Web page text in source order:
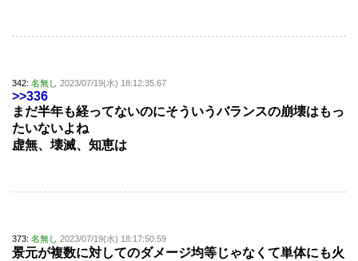
342: 名無し 2023/07/19(水) 18:12:35.67
>>336
まだ半年も経ってないのにそういうバランスの崩壊はもっ
たいないよね
虚無、壊滅、知恵は
373: 名無し 2023/07/19(水) 18:17:50.59
景元が複数に対してのダメージ均等じゃなくて単体にも火